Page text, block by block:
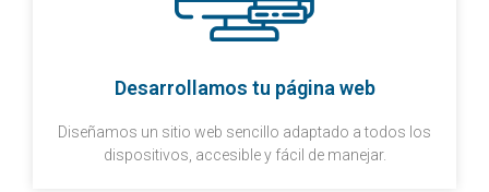
Desarrollamos tu página web
Diseñamos un sitio web sencillo adaptado a todos los
dispositivos, accesible y fácil de manejar.